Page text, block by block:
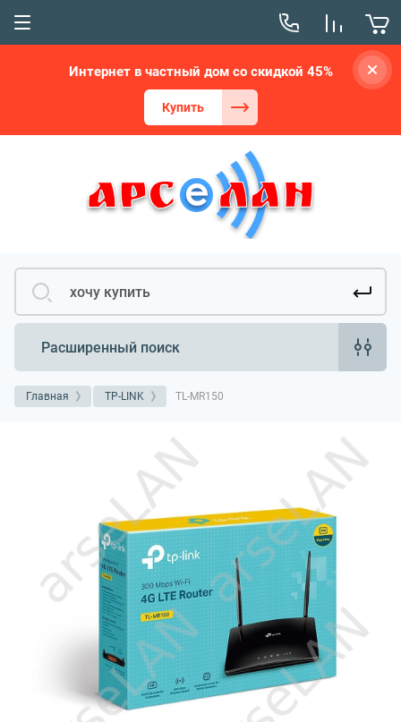
Интернет в частный дом со скидкой 45%
Купить
Расширенный поиск
Главная TP-LINK TL-MR150